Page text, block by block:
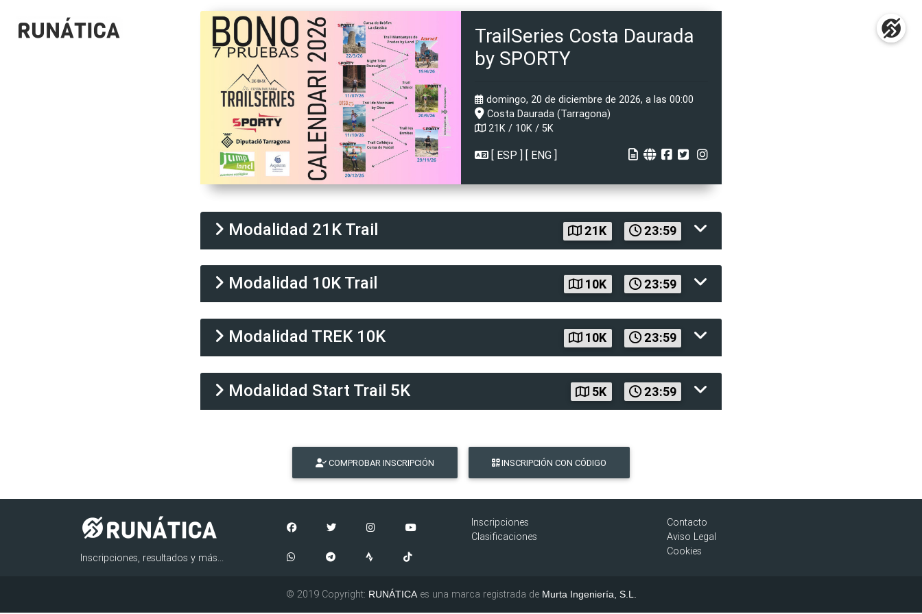
TrailSeries Costa Daurada
by SPORTY
domingo, 20 de diciembre de 2026, a las 00:00
Costa Daurada (Tarragona)
21K / 10K / 5K
[ ESP ] [ ENG ]
Modalidad 21K Trail 21K 23:59
Modalidad 10K Trail 10K 23:59
Modalidad TREK 10K 10K 23:59
Modalidad Start Trail 5K 5K 23:59
COMPROBAR INSCRIPCIÓN INSCRIPCIÓN CON CÓDIGO
Inscripciones, resultados y más...
Inscripciones
Clasificaciones
Contacto
Aviso Legal
Cookies
© 2019 Copyright: RUNÁTICAes una marca registrada de Murta Ingeniería, S.L.